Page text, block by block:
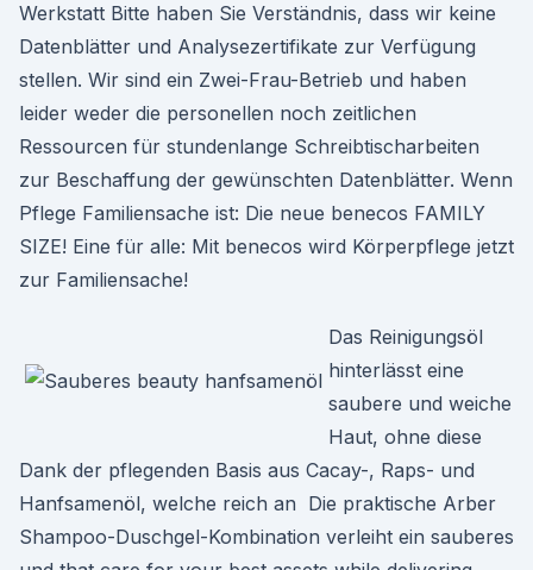
Werkstatt Bitte haben Sie Verständnis, dass wir keine
Datenblätter und Analysezertifikate zur Verfügung
stellen. Wir sind ein Zwei-Frau-Betrieb und haben
leider weder die personellen noch zeitlichen
Ressourcen für stundenlange Schreibtischarbeiten
zur Beschaffung der gewünschten Datenblätter. Wenn
Pflege Familiensache ist: Die neue benecos FAMILY
SIZE! Eine für alle: Mit benecos wird Körperpflege jetzt
zur Familiensache!
Das Reinigungsöl
hinterlässt eine
saubere und weiche
Haut, ohne diese
Dank der pflegenden Basis aus Cacay-, Raps- und
Hanfsamenöl, welche reich an Die praktische Arber
Shampoo-Duschgel-Kombination verleiht ein sauberes